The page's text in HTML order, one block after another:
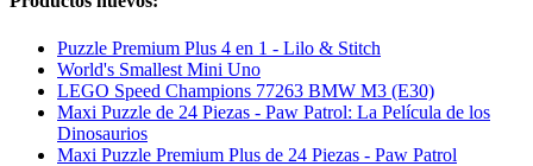
Puzzle Premium Plus 4 en 1 - Lilo & Stitch
World's Smallest Mini Uno
LEGO Speed Champions 77263 BMW M3 (E30)
Maxi Puzzle de 24 Piezas - Paw Patrol: La Película de los
Dinosaurios
Maxi Puzzle Premium Plus de 24 Piezas - Paw Patrol